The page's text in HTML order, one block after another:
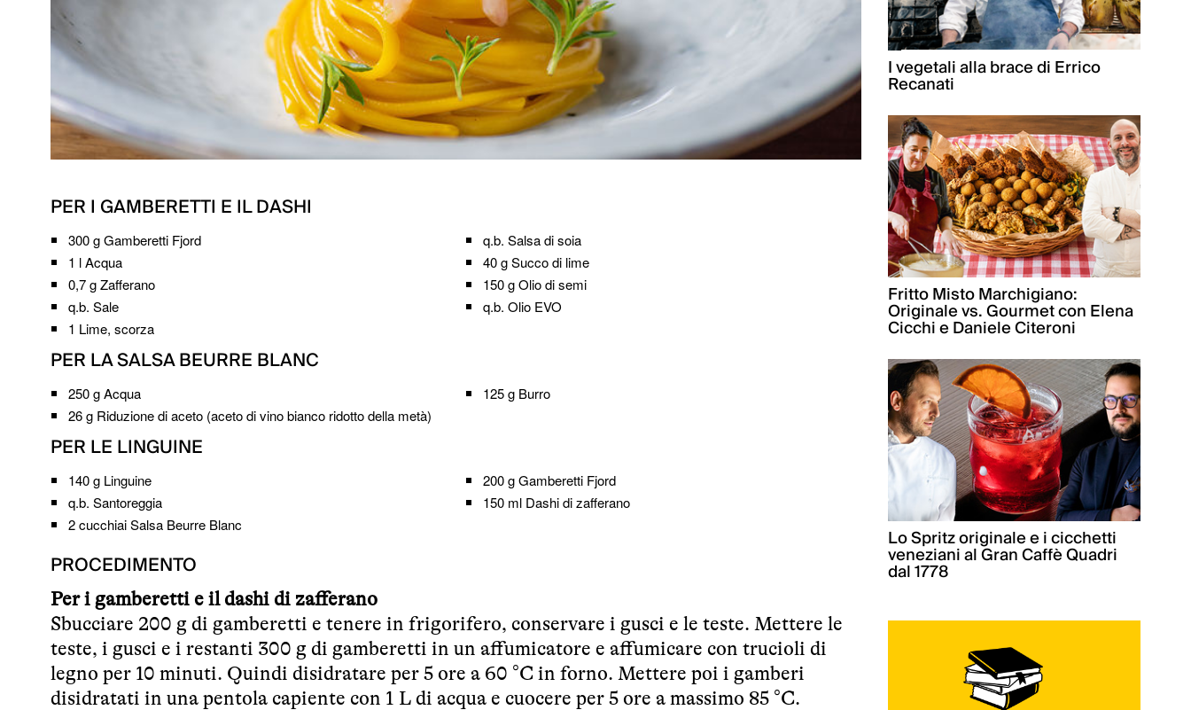
PER I GAMBERETTI E IL DASHI
300 gGamberetti Fjord q.b. Salsa di soia
1 lAcqua 40 g Succo di lime
0,7 gZafferano 150 g Olio di semi
q.b. Sale q.b. Olio EVO
1 Lime, scorza
PER LA SALSA BEURRE BLANC
250 gAcqua 125 g Burro
26 g Riduzione di aceto (aceto di vino bianco ridotto della metà)
PER LE LINGUINE
140 g Linguine 200 g Gamberetti Fjord
q.b. Santoreggia 150 ml Dashi di zafferano
2 cucchiaiSalsa Beurre Blanc
PROCEDIMENTO
Per i gamberetti e il dashi di zafferano
Sbucciare 200 g di gamberetti e tenere in frigorifero, conservare i gusci e le teste. Mettere le
teste, i gusci e i restanti 300 g di gamberetti in un affumicatore e affumicare con trucioli di
legno per 10 minuti. Quindi disidratare per 5 ore a 60 °C in forno. Mettere poi i gamberi
disidratati in una pentola capiente con 1 L di acqua e cuocere per 5 ore a massimo 85 °C.
I vegetali alla brace di Errico
Recanati
Fritto Misto Marchigiano:
Originale vs. Gourmet con Elena
Cicchi e Daniele Citeroni
Lo Spritz originale e i cicchetti
veneziani al Gran Caffè Quadri
dal 1778